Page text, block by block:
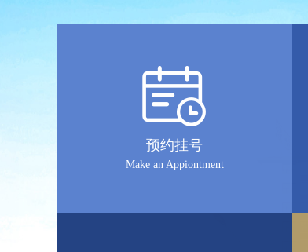
预约挂号
Make an Appiontment